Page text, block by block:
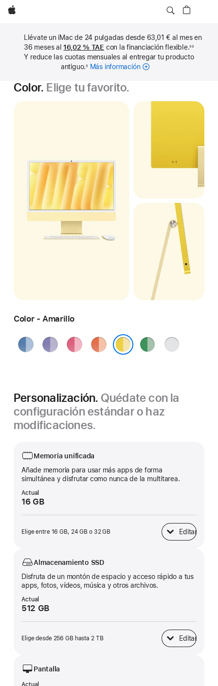
Apple
Llévate un iMac de 24 pulgadas desde 63,01 € al mes en
36 meses al16,02 % TAE con la financiación flexible.◊◊
Y reduce las cuotas mensuales al entregar tu producto
antiguo.
pie
de
◊ Más informaciónsobre
Color. Elige tu favorito.
Color - Amarillo
Azul PúrpuraRosa Naranja Verde Plata
Personalización. Quédate con la
configuración estándar o haz
modificaciones.
Memoria unificada
Añade memoria para usar más apps de forma
simultánea y disfrutar como nunca de la multitarea.
Actual
16 GB
Elige entre 16 GB, 24 GB o 32 GB Editar
Memoria unificada
Almacenamiento SSD
Disfruta de un montón de espacio y acceso rápido a tus
apps, fotos, vídeos, música y otros archivos.
Actual
512 GB
Elige desde 256 GB hasta 2 TB Editar
Almacenamiento
Pantalla
Actual